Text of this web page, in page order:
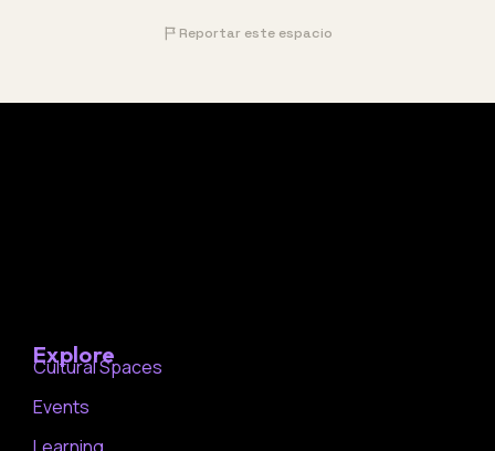
Reportar este espacio
Explore
Cultural Spaces
Events